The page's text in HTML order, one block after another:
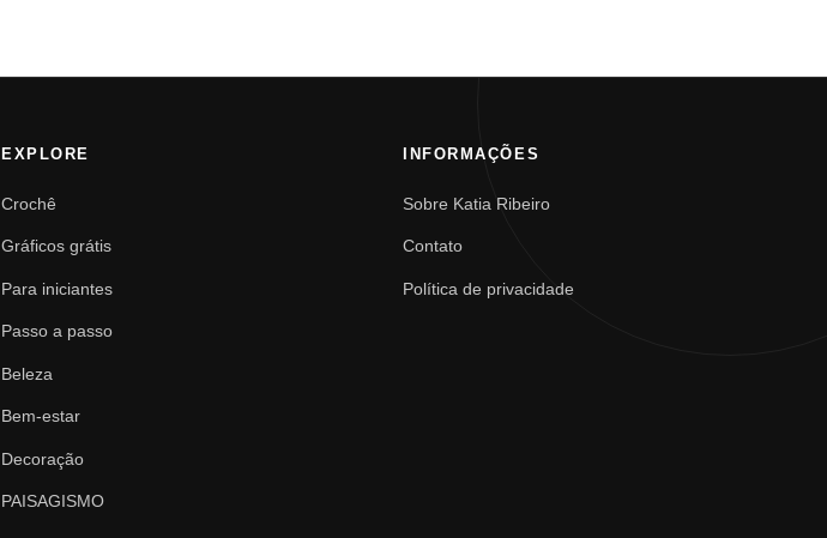
EXPLORE
Crochê
Gráficos grátis
Para iniciantes
Passo a passo
Beleza
Bem-estar
Decoração
PAISAGISMO
INFORMAÇÕES
Sobre Katia Ribeiro
Contato
Política de privacidade